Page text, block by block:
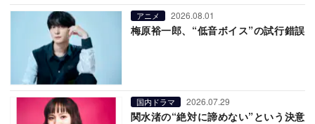
アニメ 2026.08.01
梅原裕一郎、“低音ボイス”の試行錯誤
国内ドラマ 2026.07.29
関水渚の“絶対に諦めない”という決意